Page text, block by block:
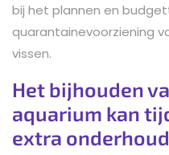
bij het plannen en
quarantainevoorziening
vissen.
Het bijhouden
aquarium kan
extra